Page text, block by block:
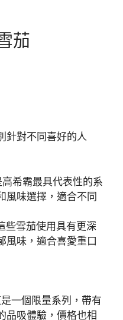
茄
針對不同喜好的人
高希霸最具代表性的系
風味選擇，適合不同
些雪茄使用具有更深
風味，適合喜愛重口
是一個限量系列，帶有
品吸體驗，價格也相